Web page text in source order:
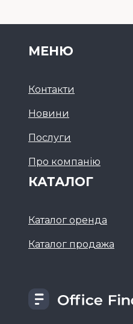
МЕНЮ
Контакти
Новини
Послуги
Про компанію
КАТАЛОГ
Каталог оренда
Каталог продажа